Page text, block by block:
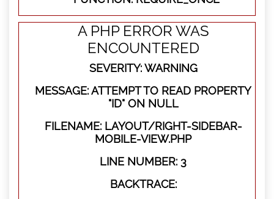
A PHP ERROR WAS
ENCOUNTERED
SEVERITY: WARNING
MESSAGE: ATTEMPT TO READ PROPERTY
"ID" ON NULL
FILENAME: LAYOUT/RIGHT-SIDEBAR-
MOBILE-VIEW.PHP
LINE NUMBER: 3
BACKTRACE: